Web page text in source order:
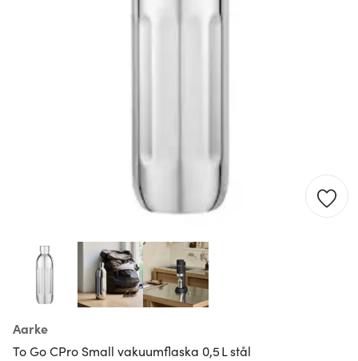
Aarke
To Go CPro Small vakuumflaska 0,5 L stål